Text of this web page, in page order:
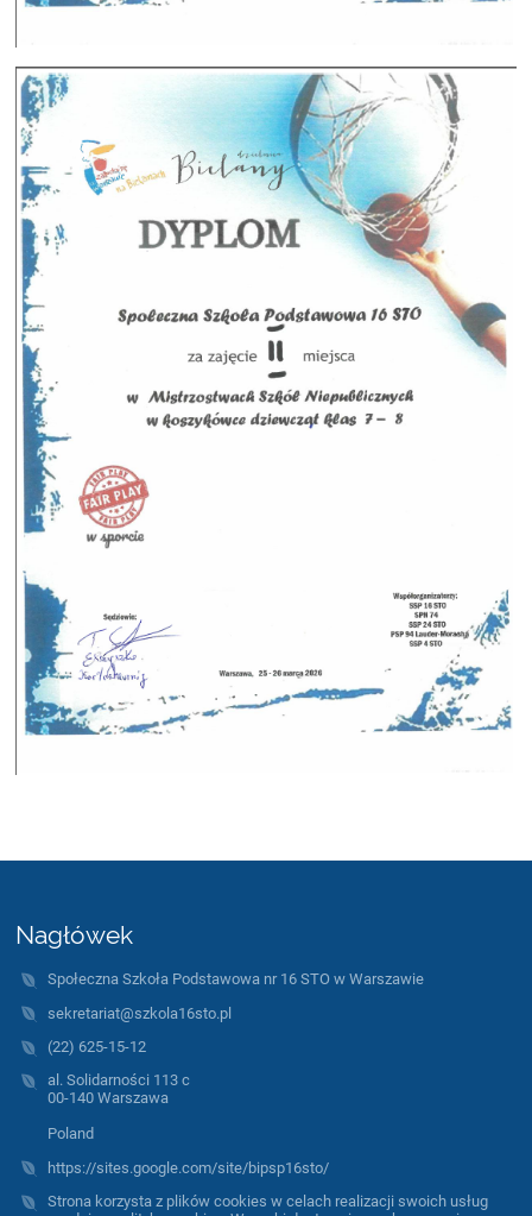
Nagłówek
Społeczna Szkoła Podstawowa nr 16 STO w Warszawie
sekretariat@szkola16sto.pl
(22) 625-15-12
al. Solidarności 113 c
00-140 Warszawa
Poland
https://sites.google.com/site/bipsp16sto/
Strona korzysta z plików cookies w celach realizacji swoich usług